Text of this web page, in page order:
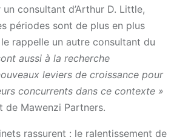
consultant d’Arthur D. Little,
périodes sont de plus en plus
rappelle un autre consultant du
aussi à la recherche
leviers de croissance pour
concurrents dans ce contexte »
de Mawenzi Partners.
rassurent : le ralentissement de